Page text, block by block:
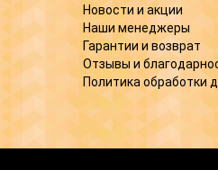
Новости и акции
Наши менеджеры
Гарантии и возврат
Отзывы и
Политика обработки